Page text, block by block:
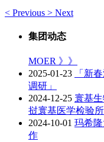
< Previous > Next
集团动态
MOER 》》
2025-01-23
「新
调研」
2024-12-25 寰基
挝寰基医学检验
2024-10-01 玛希
作